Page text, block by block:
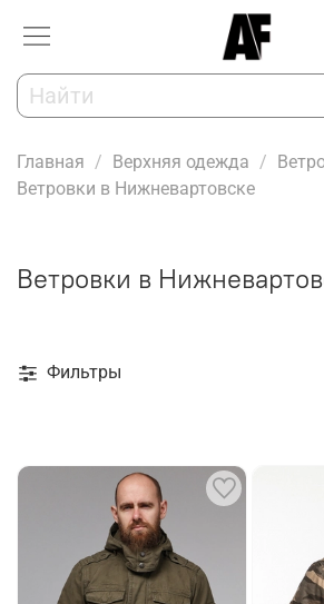
Главная Верхняя одежда
Ветровки в Нижневартовске
Ветровки в
Фильтры